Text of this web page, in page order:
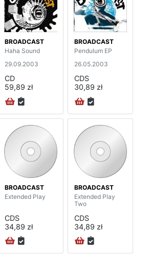
BROADCAST
Haha Sound
29.09.2003
CD
59,89 zł
BROADCAST
Pendulum EP
26.05.2003
CDS
30,89 zł
BROADCAST
Extended Play
CDS
34,89 zł
BROADCAST
Extended Play
Two
CDS
34,89 zł